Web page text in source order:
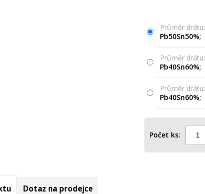
Průměr drátu:
Pb50Sn50%;
Průměr drátu:
Pb40Sn60%;
Průměr drátu:
Pb40Sn60%;
Počet ks:
Dotaz na prodejce